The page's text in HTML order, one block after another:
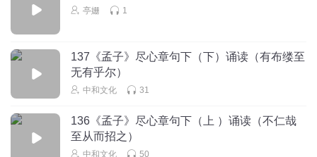
亭姗 1
137《孟子》尽心章句下（下）诵读（有布缕至
无有乎尔）
中和文化 31
136《孟子》尽心章句下（上 ）诵读（不仁哉
至从而招之）
中和文化 50